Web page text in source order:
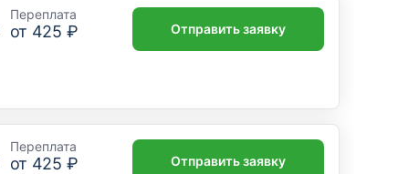
Переплата
от 425 ₽ Отправить заявку
Переплата
от 425 ₽ Отправить заявку